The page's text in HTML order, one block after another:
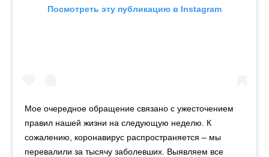
Посмотреть эту публикацию в Instagram
Мое очередное обращение связано с ужесточением
правил нашей жизни на следующую неделю. К
сожалению, коронавирус распространяется – мы
перевалили за тысячу заболевших. Выявляем все